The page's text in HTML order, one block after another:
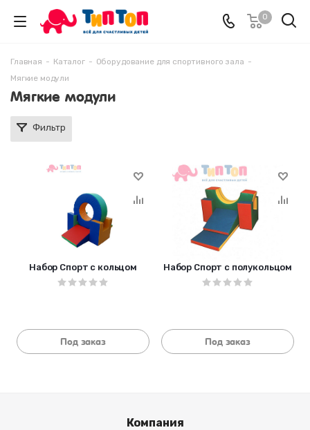
0
Главная - Каталог - Оборудование для спортивного зала -
Мягкие модули
Мягкие модули
Фильтр
Набор Спорт с кольцом
Под заказ
Набор Спорт с полукольцом
Под заказ
Компания